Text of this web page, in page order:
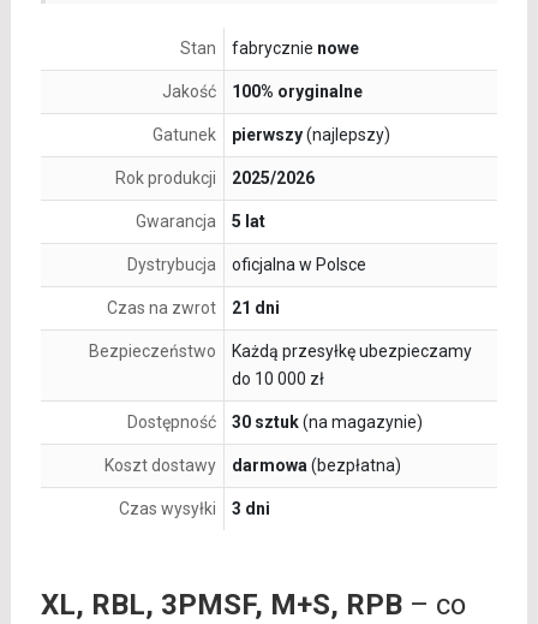
Stan fabrycznie nowe
Jakość 100% oryginalne
Gatunek pierwszy(najlepszy)
Rok produkcji 2025/2026
Gwarancja 5 lat
Dystrybucja oficjalna w Polsce
Czas na zwrot 21 dni
Bezpieczeństwo
Każdą przesyłkę ubezpieczamy
do 10 000 zł
Dostępność 30 sztuk(na magazynie)
Koszt dostawy darmowa (bezpłatna)
Czas wysyłki 3 dni
XL, RBL, 3PMSF, M+S, RPB– co